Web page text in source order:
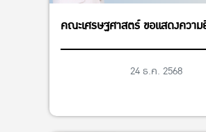
คณะเศรษฐศาสตร์ ขอแสดงควา
24 ธ.ค. 2568